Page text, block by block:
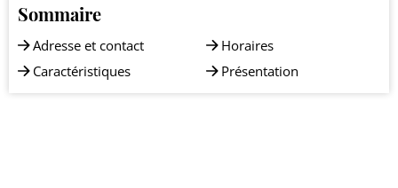
Sommaire
Adresse et contact
Caractéristiques
Horaires
Présentation